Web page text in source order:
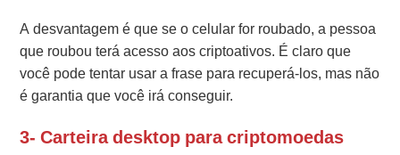
A desvantagem é que se o celular for roubado, a pessoa
que roubou terá acesso aos criptoativos. É claro que
você pode tentar usar a frase para recuperá-los, mas não
é garantia que você irá conseguir.
3- Carteira desktop para criptomoedas